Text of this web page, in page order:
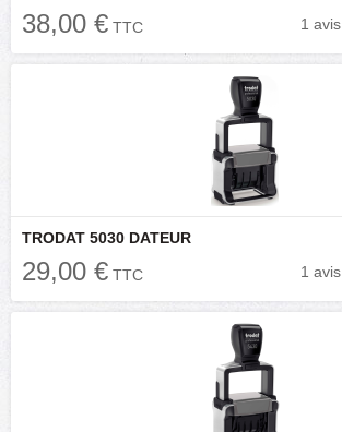
38,00 € TTC 1 avis
TRODAT 5030 DATEUR
29,00 € TTC 1 avis